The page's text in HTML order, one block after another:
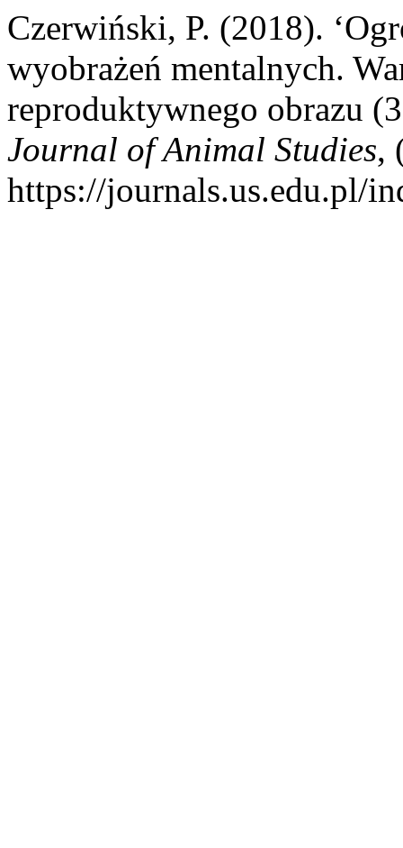
Czerwiński, P. (2018).
wyobrażeń mentalnych.
reproduktywnego obrazu
Journal of Animal Studies,
https://journals.us.edu.pl/